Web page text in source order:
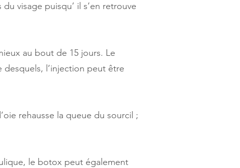
visage puisqu’ il s’en retrouve
au bout de 15 jours. Le
desquels, l’injection peut être
rehausse la queue du sourcil ;
le botox peut également